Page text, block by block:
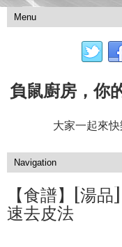
負鼠廚房，你
大家一起來
【食譜】[湯
速去皮法